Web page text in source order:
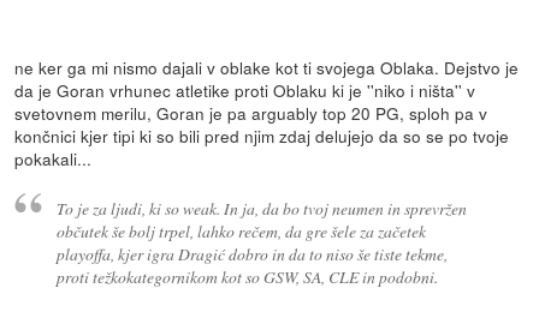
ne ker ga mi nismo dajali v oblake kot ti svojega Oblaka. Dejstvo je
da je Goran vrhunec atletike proti Oblaku ki je ''niko i ništa'' v
svetovnem merilu, Goran je pa arguably top 20 PG, sploh pa v
končnici kjer tipi ki so bili pred njim zdaj delujejo da so se po tvoje
pokakali...
To je za ljudi, ki so weak. In ja, da bo tvoj neumen in sprevržen
občutek še bolj trpel, lahko rečem, da gre šele za začetek
playoffa, kjer igra Dragić dobro in da to niso še tiste tekme,
proti težkokategornikom kot so GSW, SA, CLE in podobni.